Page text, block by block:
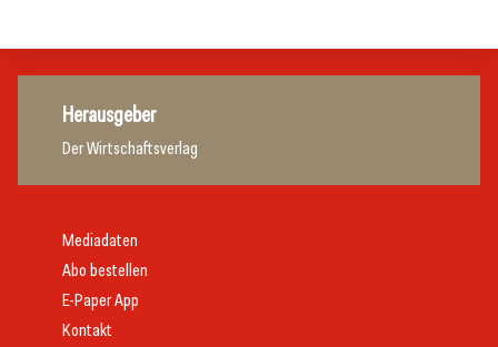
Herausgeber
Der Wirtschaftsverlag
Mediadaten
Abo bestellen
E-Paper App
Kontakt